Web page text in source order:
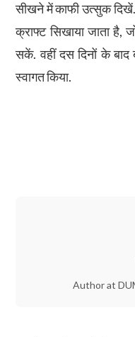
सीखने में काफी उत्सुक दिखें.
क्राफ्ट सिखाया जाता
सकें. वहीं दस दिनों के
स्वागत किया.
Author at